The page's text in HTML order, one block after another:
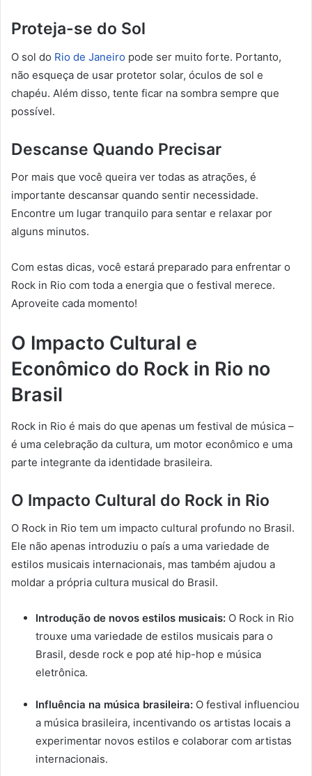
Proteja-se do Sol
O sol do Rio de Janeiro pode ser muito forte. Portanto,
não esqueça de usar protetor solar, óculos de sol e
chapéu. Além disso, tente ficar na sombra sempre que
possível.
Descanse Quando Precisar
Por mais que você queira ver todas as atrações, é
importante descansar quando sentir necessidade.
Encontre um lugar tranquilo para sentar e relaxar por
alguns minutos.
Com estas dicas, você estará preparado para enfrentar o
Rock in Rio com toda a energia que o festival merece.
Aproveite cada momento!
O Impacto Cultural e
Econômico do Rock in Rio no
Brasil
Rock in Rio é mais do que apenas um festival de música –
é uma celebração da cultura, um motor econômico e uma
parte integrante da identidade brasileira.
O Impacto Cultural do Rock in Rio
O Rock in Rio tem um impacto cultural profundo no Brasil.
Ele não apenas introduziu o país a uma variedade de
estilos musicais internacionais, mas também ajudou a
moldar a própria cultura musical do Brasil.
Introdução de novos estilos musicais: O Rock in Rio
trouxe uma variedade de estilos musicais para o
Brasil, desde rock e pop até hip-hop e música
eletrônica.
Influência na música brasileira: O festival influenciou
a música brasileira, incentivando os artistas locais a
experimentar novos estilos e colaborar com artistas
internacionais.